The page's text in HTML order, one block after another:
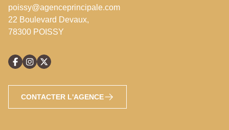
poissy@agenceprincipale.com
22 Boulevard Devaux,
78300 POISSY
CONTACTER L'AGENCE